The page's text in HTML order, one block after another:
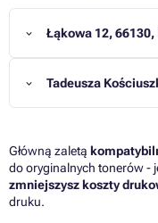
Łąkowa 12, 66130,
Tadeusza
Główną zaletą
do oryginalnych tonerów -
zmniejszysz koszty
druku.